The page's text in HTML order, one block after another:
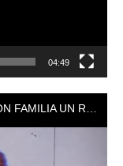
04:49